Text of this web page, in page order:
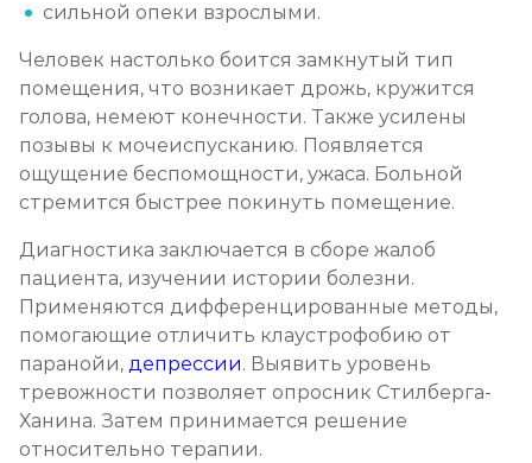
сильной опеки взрослыми.
Человек настолько боится замкнутый тип
помещения, что возникает дрожь, кружится
голова, немеют конечности. Также усилены
позывы к мочеиспусканию. Появляется
ощущение беспомощности, ужаса. Больной
стремится быстрее покинуть помещение.
Диагностика заключается в сборе жалоб
пациента, изучении истории болезни.
Применяются дифференцированные методы,
помогающие отличить клаустрофобию от
паранойи, депрессии. Выявить уровень
тревожности позволяет опросник Стилберга-
Ханина. Затем принимается решение
относительно терапии.